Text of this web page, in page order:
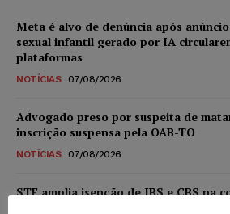
Meta é alvo de denúncia após
sexual infantil gerado por IA
plataformas
NOTÍCIAS 07/08/2026
Advogado preso por suspeita de
inscrição suspensa pela OAB-TO
NOTÍCIAS 07/08/2026
STF amplia isenção de IBS e CBS na